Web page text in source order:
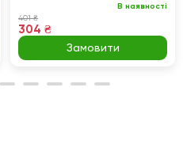
В наявності
401 ₴
304 ₴
Замовити